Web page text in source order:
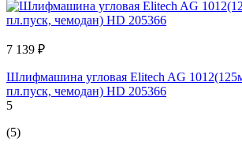
7 139 ₽
Шлифмашина угловая Elitech AG
пл.пуск, чемодан) HD 205366
5
(5)